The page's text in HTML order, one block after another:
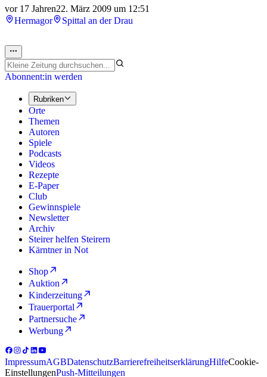
vor 17 Jahren22. März 2009 um 12:51
Hermagor
Spittal an der Drau
Abonnent:in werden
Rubriken
Orte
Themen
Autoren
Spiele
Podcasts
Videos
Rezepte
E-Paper
Club
Gewinnspiele
Newsletter
Archiv
Steirer helfen Steirern
Kärntner in Not
Shop
Auktion
Kinderzeitung
Trauerportal
Partnersuche
Werbung
ImpressumAGBDatenschutzBarrierefreiheitserklärungHilfeCookie-
EinstellungenPush-Mitteilungen